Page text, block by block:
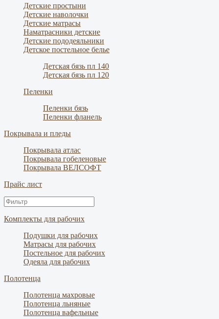
Детские простыни
Детские наволочки
Детские матрасы
Наматрасники детские
Детские пододеяльники
Детское постельное белье
Детская бязь пл 140
Детская бязь пл 120
Пеленки
Пеленки бязь
Пеленки фланель
Покрывала и пледы
Покрывала атлас
Покрывала гобеленовые
Покрывала ВЕЛСОФТ
Прайс лист
Комплекты для рабочих
Подушки для рабочих
Матрасы для рабочих
Постельное для рабочих
Одеяла для рабочих
Полотенца
Полотенца махровые
Полотенца льняные
Полотенца вафельные